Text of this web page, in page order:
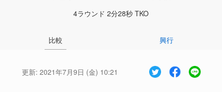
4ラウンド 2分28秒 TKO
比較 興行
更新: 2021年7月9日 (金) 10:21